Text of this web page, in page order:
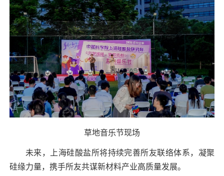
草地音乐节现场
未来，上海硅酸盐所将持续完善所友联络体系，凝聚
硅缘力量，携手所友共谋新材料产业高质量发展。